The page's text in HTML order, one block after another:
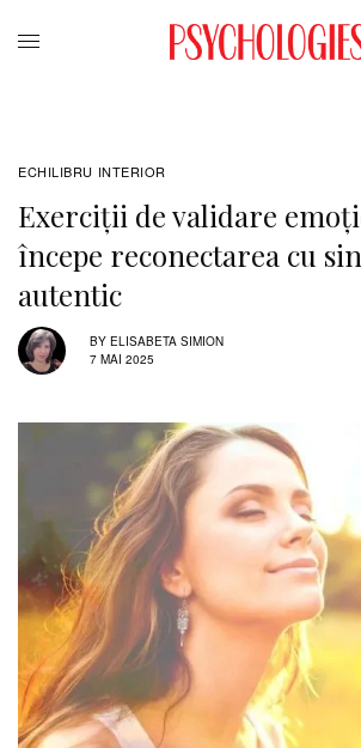
ECHILIBRU INTERIOR
Exerciții de validare
începe reconectarea cu
autentic
BY ELISABETA SIMION
7 MAI 2025